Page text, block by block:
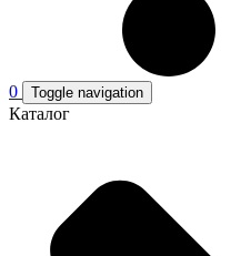
0 Toggle navigation
Каталог